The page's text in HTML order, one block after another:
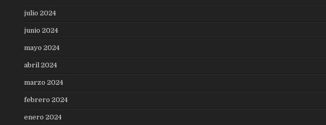
julio 2024
junio 2024
mayo 2024
abril 2024
marzo 2024
febrero 2024
enero 2024